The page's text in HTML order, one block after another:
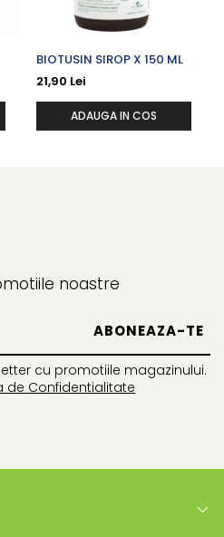
BIOTUSIN SIROP X 150 ML
21,90 Lei
ADAUGA IN COS
noastre
cu promotiile magazinului.
de Confidentialitate